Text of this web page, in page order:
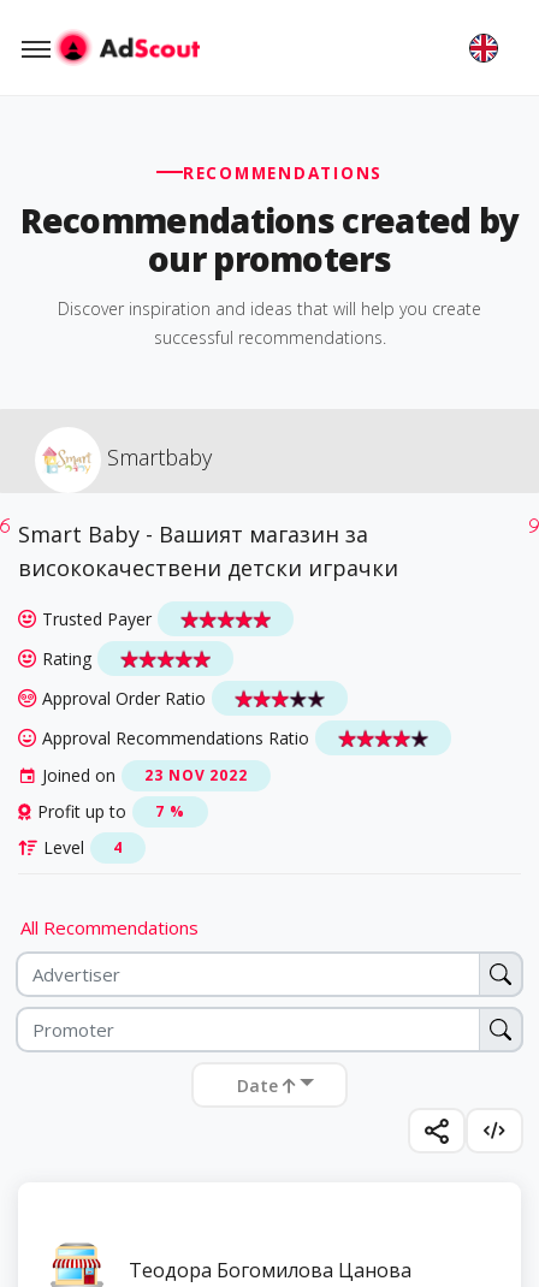
RECOMMENDATIONS
Recommendations created by
our promoters
Discover inspiration and ideas that will help you create
successful recommendations.
Smartbaby
Smart Baby - Вашият магазин за
висококачествени детски играчки
Trusted Payer
Rating
Approval Order Ratio
Approval Recommendations Ratio
Joined on
23 NOV 2022
Profit up to 7 %
Level 4
All Recommendations
Date
Теодора Богомилова Цанова